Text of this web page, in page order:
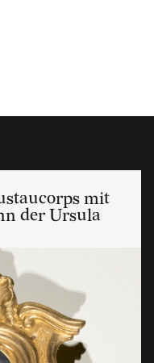
mit
der Ursula